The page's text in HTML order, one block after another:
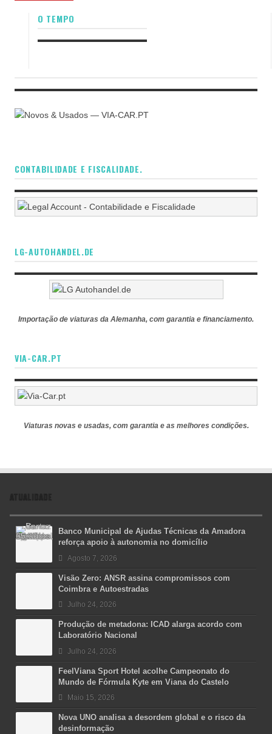
O TEMPO
CONTABILIDADE E FISCALIDADE.
LG-AUTOHANDEL.DE
Importação de viaturas da Alemanha, com garantia e financiamento.
VIA-CAR.PT
Viaturas novas e usadas, com garantia e as melhores condições.
ATUALIDADE
Banco Municipal de Ajudas Técnicas da Amadora
reforça apoio à autonomia no domicílio
Agosto 7, 2026
Visão Zero: ANSR assina compromissos com
Coimbra e Autoestradas
Julho 24, 2026
Produção de metadona: ICAD alarga acordo com
Laboratório Nacional
Julho 24, 2026
FeelViana Sport Hotel acolhe Campeonato do
Mundo de Fórmula Kyte em Viana do Castelo
Maio 15, 2026
Nova UNO analisa a desordem global e o risco da
desinformação